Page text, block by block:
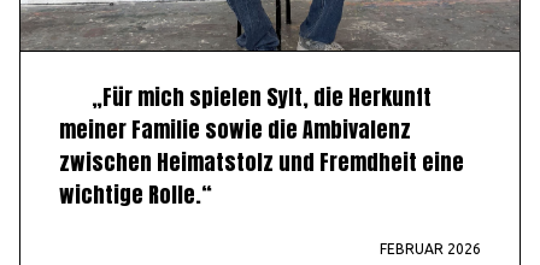
„Für mich spielen Sylt, die Herkunft
meiner Familie sowie die Ambivalenz
zwischen Heimatstolz und Fremdheit eine
wichtige Rolle.“
FEBRUAR 2026